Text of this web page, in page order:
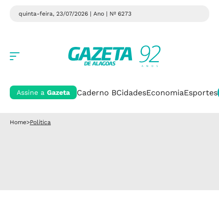
quinta-feira, 23/07/2026 | Ano | Nº 6273
Assine a Gazeta Caderno BCidadesEconomiaEsportes
Home>Política